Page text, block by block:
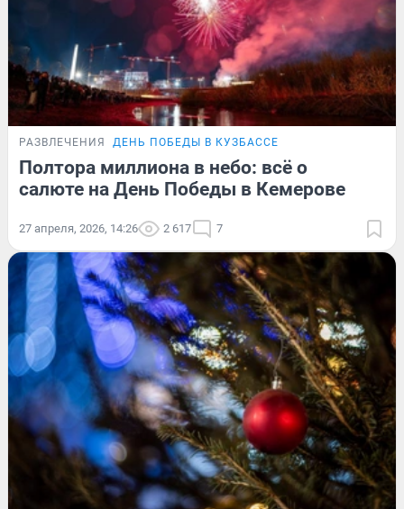
РАЗВЛЕЧЕНИЯ ДЕНЬ ПОБЕДЫ В КУЗБАССЕ
Полтора миллиона в небо: всё о
салюте на День Победы в Кемерове
27 апреля, 2026, 14:26 2 617 7